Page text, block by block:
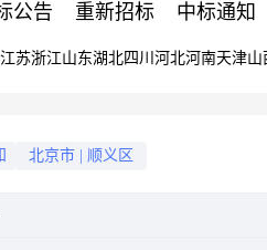
公告 重新招标 中标通知
江苏浙江山东湖北四川 河北河南天津山
北京市 顺义区